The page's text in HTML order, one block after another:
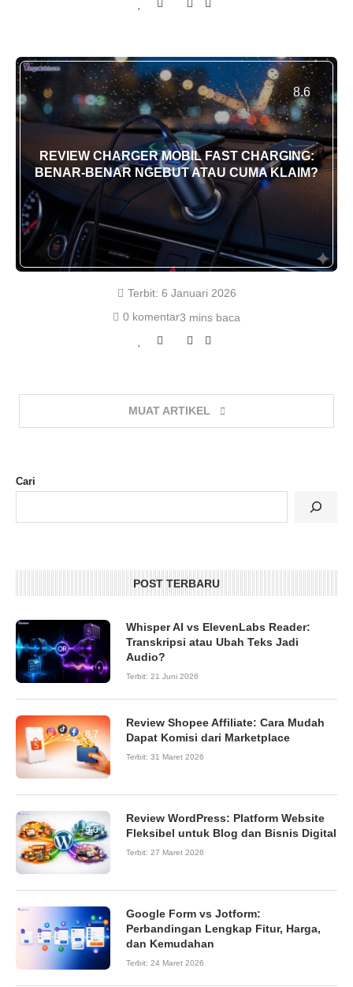
8.6
REVIEW CHARGER MOBIL FAST CHARGING:
BENAR-BENAR NGEBUT ATAU CUMA KLAIM?
Terbit: 6 Januari 2026
0 komentar3 mins baca
MUAT ARTIKEL
Cari
POST TERBARU
Whisper AI vs ElevenLabs Reader:
Transkripsi atau Ubah Teks Jadi
Audio?
Terbit: 21 Juni 2026
8.7
Review Shopee Affiliate: Cara Mudah
Dapat Komisi dari Marketplace
Terbit: 31 Maret 2026
9.0
Review WordPress: Platform Website
Fleksibel untuk Blog dan Bisnis Digital
Terbit: 27 Maret 2026
Google Form vs Jotform:
Perbandingan Lengkap Fitur, Harga,
dan Kemudahan
Terbit: 24 Maret 2026